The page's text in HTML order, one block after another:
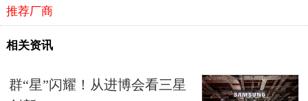
推荐厂商
相关资讯
群“星”闪耀！从进博会看三星